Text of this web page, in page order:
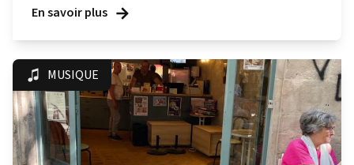
En savoir plus
MUSIQUE